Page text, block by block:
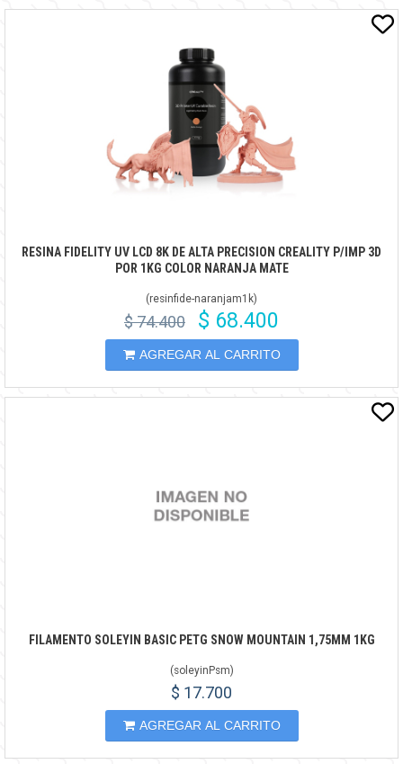
RESINA FIDELITY UV LCD 8K DE ALTA PRECISION CREALITY P/IMP 3D
POR 1KG COLOR NARANJA MATE
(resinfide-naranjam1k)
$ 74.400 $ 68.400
AGREGAR AL CARRITO
FILAMENTO SOLEYIN BASIC PETG SNOW MOUNTAIN 1,75MM 1KG
(soleyinPsm)
$ 17.700
AGREGAR AL CARRITO